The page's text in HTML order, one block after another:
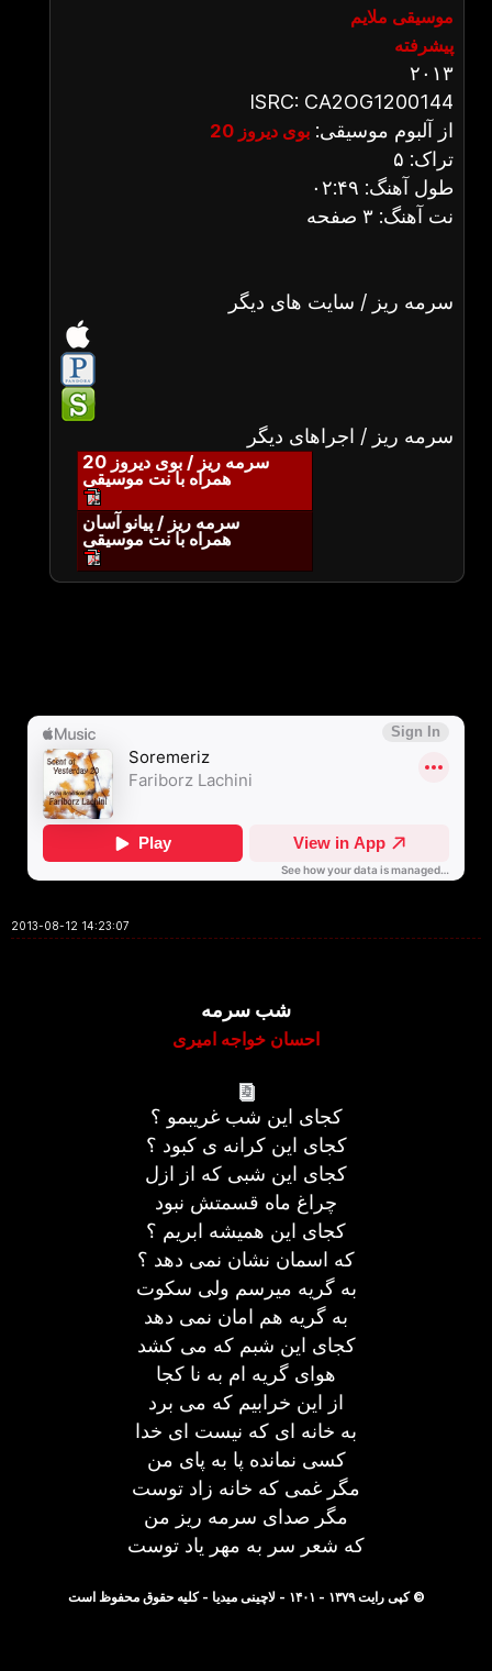
موسیقی ملایم
پیشرفته
۲۰۱۳
ISRC: CA2OG1200144
از آلبوم موسیقی: بوی دیروز 20
تراک: ۵
طول آهنگ: ۰۲:۴۹
نت آهنگ: ۳ صفحه
سرمه ریز / سایت های دیگر
سرمه ریز / اجراهای دیگر
سرمه ریز / بوی دیروز 20
همراه با نت موسیقی
سرمه ریز / پیانو آسان
همراه با نت موسیقی
2013-08-12 14:23:07
شب سرمه
احسان خواجه امیری
کجای این شب غریبمو ؟
کجای این کرانه ی کبود ؟
کجای این شبی که از ازل
چراغ ماه قسمتش نبود
کجای این همیشه ابریم ؟
که اسمان نشان نمی دهد ؟
به گریه میرسم ولی سکوت
به گریه هم امان نمی دهد
کجای این شبم که می کشد
هوای گریه ام به نا کجا
از این خرابیم که می برد
به خانه ای که نیست ای خدا
کسی نمانده پا به پای من
مگر غمی که خانه زاد توست
مگر صدای سرمه ریز من
که شعر سر به مهر یاد توست
© کپی رایت ۱۳۷۹ - ۱۴۰۱ - لاچینی میدیا - کلیه حقوق محفوظ است